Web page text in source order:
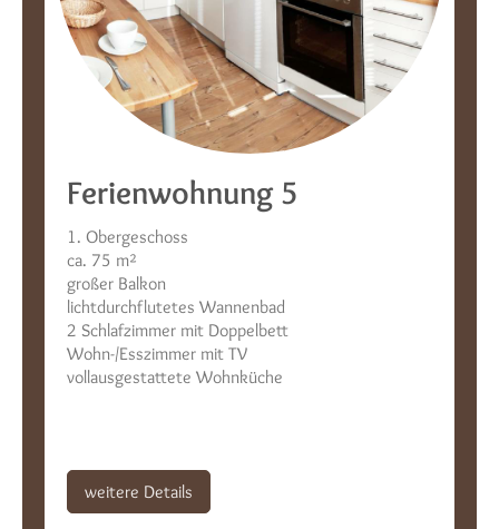
Ferienwohnung 5
1. Obergeschoss
ca. 75 m²
großer Balkon
lichtdurchflutetes Wannenbad
2 Schlafzimmer mit Doppelbett
Wohn-/Esszimmer mit TV
vollausgestattete Wohnküche
weitere Details